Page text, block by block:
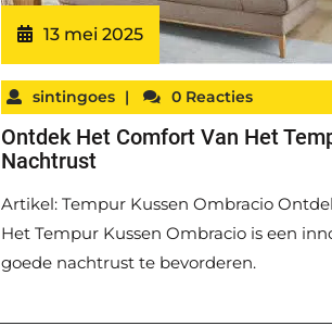
13 mei 2025
sintingoes | 0 Reacties
Ontdek Het Comfort Van Het
Nachtrust
Artikel: Tempur Kussen Ombracio
Het Tempur Kussen Ombracio is een
goede nachtrust te bevorderen.